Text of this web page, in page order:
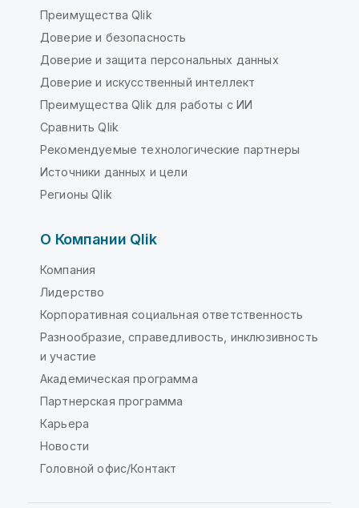
Преимущества Qlik
Доверие и безопасность
Доверие и защита персональных данных
Доверие и искусственный интеллект
Преимущества Qlik для работы с ИИ
Сравнить Qlik
Рекомендуемые технологические партнеры
Источники данных и цели
Регионы Qlik
О Компании Qlik
Компания
Лидерство
Корпоративная социальная ответственность
Разнообразие, справедливость, инклюзивность
и участие
Академическая программа
Партнерская программа
Карьера
Новости
Головной офис/Контакт